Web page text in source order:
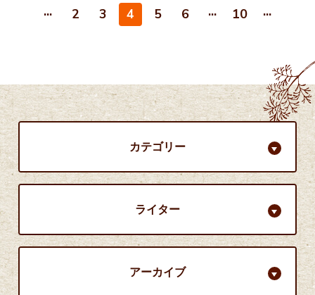
... 2 3 4 5 6 ... 10 ...
カテゴリー
ライター
アーカイブ